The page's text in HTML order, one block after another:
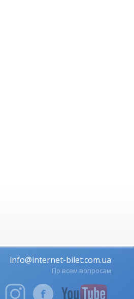
info@internet-bilet.com.ua
По всем вопросам